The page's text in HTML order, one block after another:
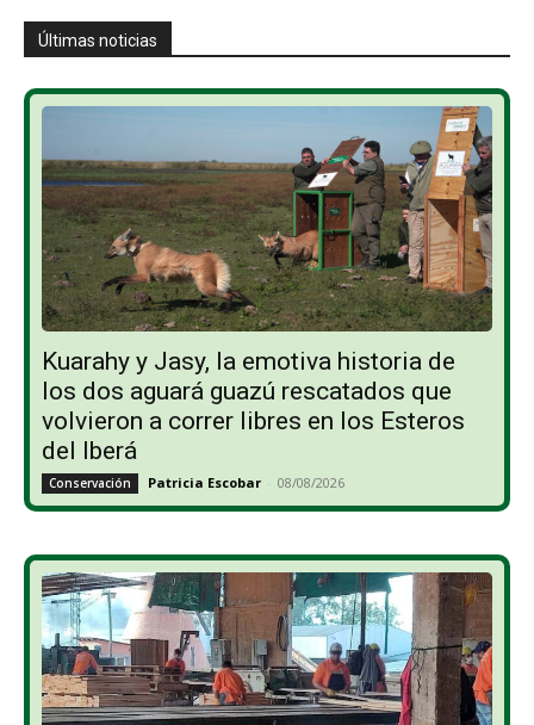
Últimas noticias
Kuarahy y Jasy, la emotiva historia de
los dos aguará guazú rescatados que
volvieron a correr libres en los Esteros
del Iberá
Conservación Patricia Escobar - 08/08/2026